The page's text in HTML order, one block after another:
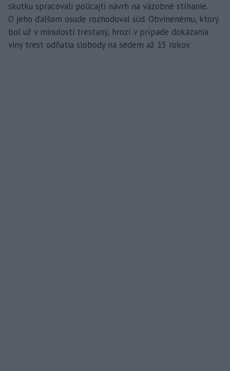
skutku spracovali policajti návrh na väzobné stíhanie.
O jeho ďalšom osude rozhodoval súd. Obvinenému, ktorý
bol už v minulosti trestaný, hrozí v prípade dokázania
viny trest odňatia slobody na sedem až 15 rokov.